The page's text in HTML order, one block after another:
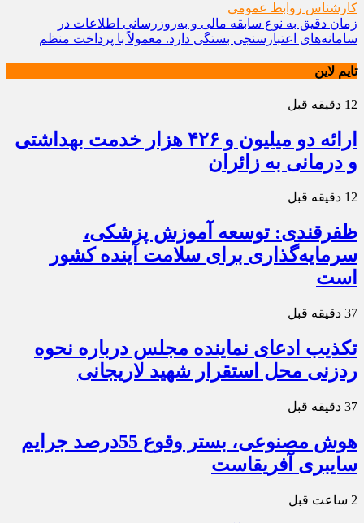
کارشناس روابط عمومی
زمان دقیق به نوع سابقه مالی و به‌روزرسانی اطلاعات در
سامانه‌های اعتبارسنجی بستگی دارد. معمولاً با پرداخت منظم
تایم لاین
12 دقیقه قبل
ارائه دو میلیون و ۴۲۶ هزار خدمت بهداشتی
و درمانی به زائران
12 دقیقه قبل
ظفرقندی: توسعه آموزش پزشکی،
سرمایه‌گذاری برای سلامت آینده کشور
است
37 دقیقه قبل
تکذیب ادعای نماینده مجلس درباره نحوه
ردزنی محل استقرار شهید لاریجانی
37 دقیقه قبل
هوش مصنوعی، بستر وقوع 55درصد جرایم
سایبری آفریقاست
2 ساعت قبل